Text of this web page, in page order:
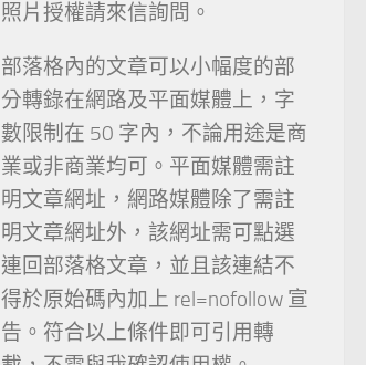
照片授權請來信詢問。
部落格內的文章可以小幅度的部
分轉錄在網路及平面媒體上，字
數限制在 50 字內，不論用途是商
業或非商業均可。平面媒體需註
明文章網址，網路媒體除了需註
明文章網址外，該網址需可點選
連回部落格文章，並且該連結不
得於原始碼內加上 rel=nofollow 宣
告。符合以上條件即可引用轉